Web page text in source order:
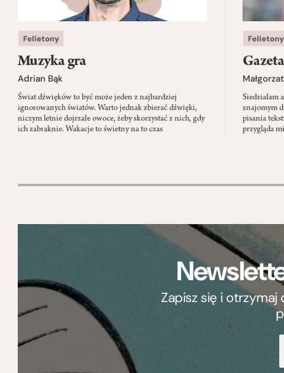
Felietony
Muzyka gra
Adrian Bąk
Świat dźwięków to być może jeden z najbardziej
ignorowanych światów. Warto jednak zbierać dźwięki,
niczym letnie dojrzałe owoce, żeby skorzystać z nich, gdy
ich zabraknie. Wakacje to świetny na to czas
Felietony
Siedziałam
znajomym
pisania
przygląda
Zapisz się i